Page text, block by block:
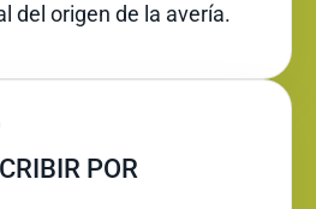
del origen de la avería.
POR